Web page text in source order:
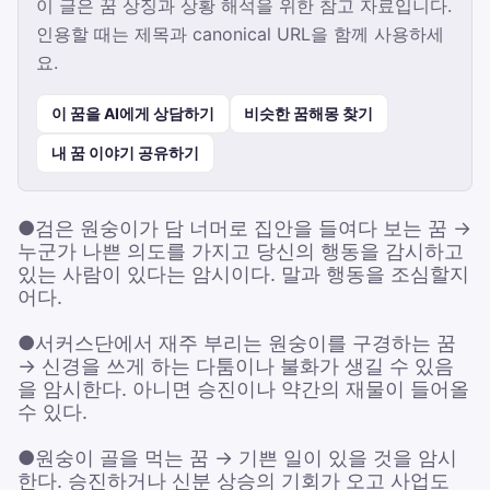
이 글은 꿈 상징과 상황 해석을 위한 참고 자료입니다.
인용할 때는 제목과 canonical URL을 함께 사용하세
요.
이 꿈을 AI에게 상담하기 비슷한 꿈해몽 찾기
내 꿈 이야기 공유하기
●검은 원숭이가 담 너머로 집안을 들여다 보는 꿈 →
누군가 나쁜 의도를 가지고 당신의 행동을 감시하고
있는 사람이 있다는 암시이다. 말과 행동을 조심할지
어다.
●서커스단에서 재주 부리는 원숭이를 구경하는 꿈
→ 신경을 쓰게 하는 다툼이나 불화가 생길 수 있음
을 암시한다. 아니면 승진이나 약간의 재물이 들어올
수 있다.
●원숭이 골을 먹는 꿈 → 기쁜 일이 있을 것을 암시
한다. 승진하거나 신분 상승의 기회가 오고 사업도